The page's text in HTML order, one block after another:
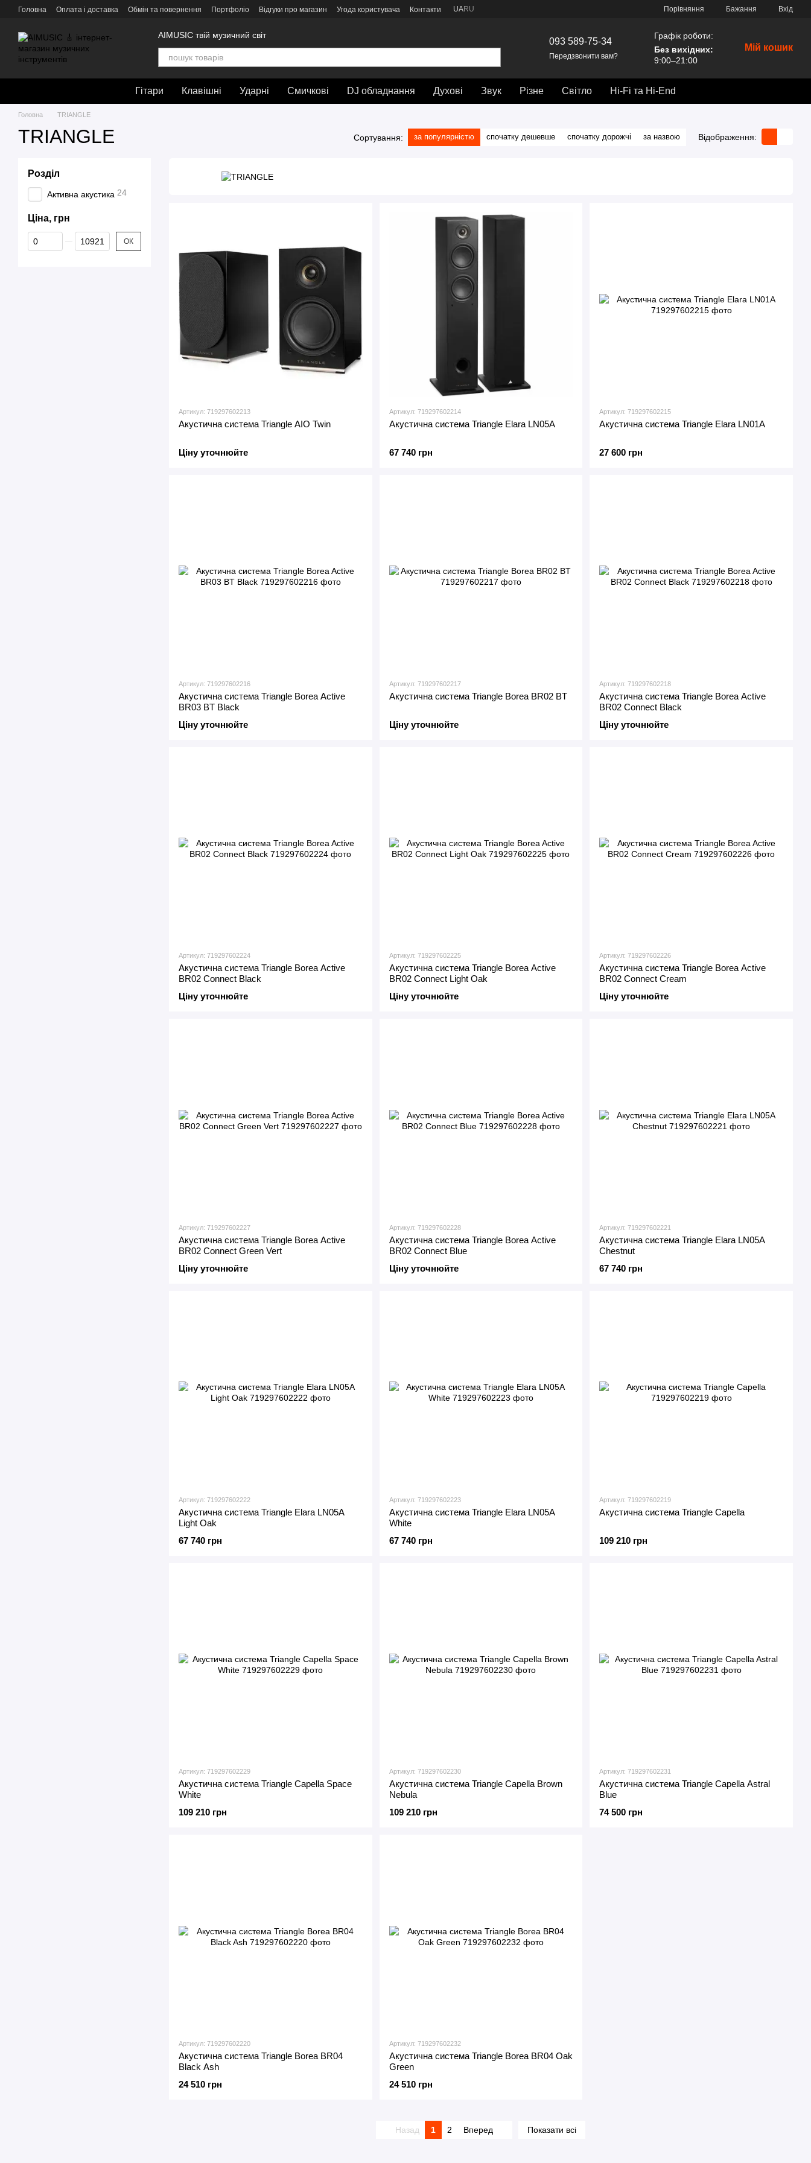
Перейти до основного контенту
Головна Оплата і доставка Обмін та повернення Портфоліо Відгуки про магазин Угода користувача Контакти UARU Порівняння Бажання Вхід
AIMUSIC твій музичний світ
093 589-75-34
Передзвонити вам?
Графік роботи:
Без вихідних:
9:00–21:00
Мій кошик
Гітари Клавішні Ударні Смичкові DJ обладнання Духові Звук Різне Світло Hi-Fi та Hi-End
Головна TRIANGLE
TRIANGLE Сортування: за популярністю спочатку дешевше спочатку дорожчі за назвою Відображення:
Артикул: 719297602213
Акустична система Triangle AIO Twin
Ціну уточнюйте
Артикул: 719297602214
Акустична система Triangle Elara LN05A
67 740 грн
Артикул: 719297602215
Акустична система Triangle Elara LN01A
27 600 грн
Артикул: 719297602216
Акустична система Triangle Borea Active
BR03 BT Black
Ціну уточнюйте
Артикул: 719297602217
Акустична система Triangle Borea BR02 BT
Ціну уточнюйте
Артикул: 719297602218
Акустична система Triangle Borea Active
BR02 Connect Black
Ціну уточнюйте
Артикул: 719297602224
Акустична система Triangle Borea Active
BR02 Connect Black
Ціну уточнюйте
Артикул: 719297602225
Акустична система Triangle Borea Active
BR02 Connect Light Oak
Ціну уточнюйте
Артикул: 719297602226
Акустична система Triangle Borea Active
BR02 Connect Cream
Ціну уточнюйте
Артикул: 719297602227
Акустична система Triangle Borea Active
BR02 Connect Green Vert
Ціну уточнюйте
Артикул: 719297602228
Акустична система Triangle Borea Active
BR02 Connect Blue
Ціну уточнюйте
Артикул: 719297602221
Акустична система Triangle Elara LN05A
Chestnut
67 740 грн
Артикул: 719297602222
Акустична система Triangle Elara LN05A
Light Oak
67 740 грн
Артикул: 719297602223
Акустична система Triangle Elara LN05A
White
67 740 грн
Артикул: 719297602219
Акустична система Triangle Capella
109 210 грн
Артикул: 719297602229
Акустична система Triangle Capella Space
White
109 210 грн
Артикул: 719297602230
Акустична система Triangle Capella Brown
Nebula
109 210 грн
Артикул: 719297602231
Акустична система Triangle Capella Astral
Blue
74 500 грн
Артикул: 719297602220
Акустична система Triangle Borea BR04
Black Ash
24 510 грн
Артикул: 719297602232
Акустична система Triangle Borea BR04 Oak
Green
24 510 грн
Назад 1 2 Вперед Показати всі
Розділ
Активна акустика 24
Ціна, грн
Від Ціна, грн
До Ціна, грн ОК